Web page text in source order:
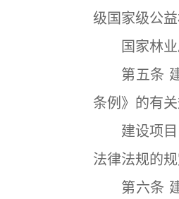
级国家级公益
国家林业局
第五条 建
条例》的有关
建设项目
法律法规的
第六条 建